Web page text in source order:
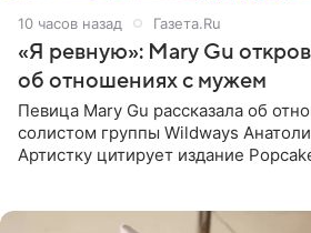
10 часов назад Газета.Ru
«Я ревную»: Mary Gu
об отношениях с мужем
Певица Mary Gu рассказала об
солистом группы Wildways
Артистку цитирует издание